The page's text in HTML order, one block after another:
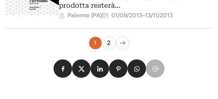
prodotta resterà…
Palermo (PA) 01/09/2013–13/11/2013
Navigazione eventi1 2
Pagina successiva
Condividi su Facebook
Condividi su X
Condividi su LinkedIn
Condividi su Pinterest
Condividi su WhatsApp
Condividi su Email